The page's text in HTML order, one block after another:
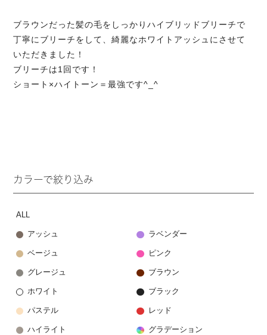
ブラウンだった髪の毛をしっかりハイブリッドブリーチで
丁寧にブリーチをして、綺麗なホワイトアッシュにさせて
いただきました！
ブリーチは1回です！
ショート×ハイトーン＝最強です^_^
カラーで絞り込み
ALL
アッシュ ラベンダー
ベージュ ピンク
グレージュ ブラウン
ホワイト ブラック
パステル レッド
ハイライト グラデーション